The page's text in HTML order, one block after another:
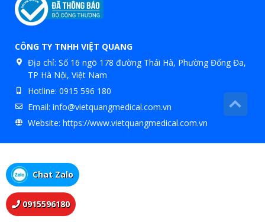
CÔNG TY TNHH VIỆT QUANG
Địa chỉ: Số 16 ngõ 178 đường Thái Hà, Phường Đống Đa,
TP Hà Nội, Việt Nam
Hotline: 0915 596 180
Email: info@vietquangmedical.com.vn
Website: https://www.vietquangmedical.com.vn
0915596180
Chat Zalo